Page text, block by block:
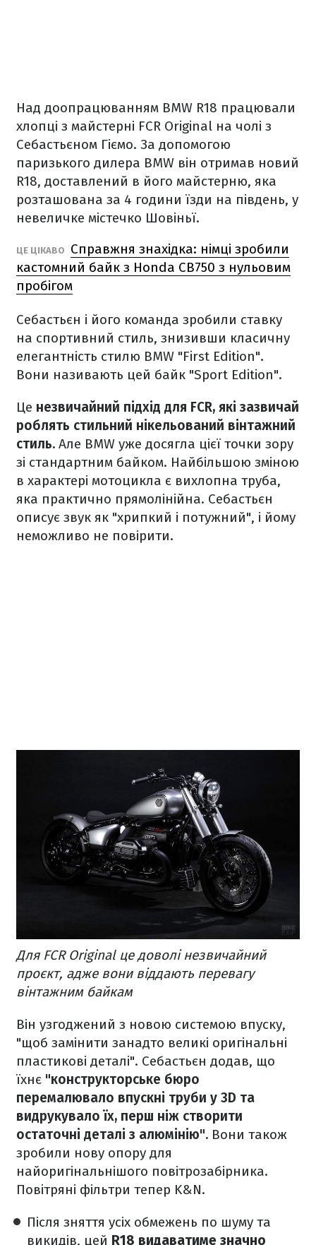
Над доопрацюванням BMW R18 працювали
хлопці з майстерні FCR Original на чолі з
Себастьєном Гіємо. За допомогою
паризького дилера BMW він отримав новий
R18, доставлений в його майстерню, яка
розташована за 4 години їзди на південь, у
невеличке містечко Шовіньї.
ЦЕ ЦІКАВО
Справжня знахідка: німці зробили
кастомний байк з Honda CB750 з нульовим
пробігом
Себастьєн і його команда зробили ставку
на спортивний стиль, знизивши класичну
елегантність стилю BMW "First Edition".
Вони називають цей байк "Sport Edition".
Це незвичайний підхід для FCR, які зазвичай
роблять стильний нікельований вінтажний
стиль. Але BMW уже досягла цієї точки зору
зі стандартним байком. Найбільшою зміною
в характері мотоцикла є вихлопна труба,
яка практично прямолінійна. Себастьєн
описує звук як "хрипкий і потужний", і йому
неможливо не повірити.
Для FCR Original це доволі незвичайний
проєкт, адже вони віддають перевагу
вінтажним байкам
Він узгоджений з новою системою впуску,
"щоб замінити занадто великі оригінальні
пластикові деталі". Себастьєн додав, що
їхнє "конструкторське бюро
перемалювало впускні труби у 3D та
видрукувало їх, перш ніж створити
остаточні деталі з алюмінію". Вони також
зробили нову опору для
найоригінальнішого повітрозабірника.
Повітряні фільтри тепер K&N.
Після зняття усіх обмежень по шуму та
викидів, цей R18 видаватиме значно